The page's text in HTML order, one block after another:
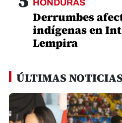
HONDURAS
Derrumbes
indígenas en
Lempira
ÚLTIMAS